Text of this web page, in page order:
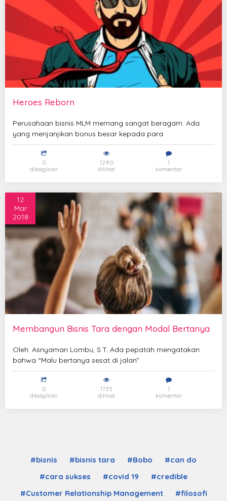
Heroes Reborn
Perusahaan bisnis MLM memang sangat beragam. Ada
yang menjanjikan bonus besar kepada para
0
dibagikan
1290
dilihat
1
komentar
Membangun Bisnis Tara dengan Modal Bertanya
12
Mar
2018
Oleh: Asnyaman Lombu, S.T. Ada pepatah mengatakan
bahwa “Malu bertanya sesat di jalan”
0
dibagikan
1735
dilihat
1
komentar
#bisnis #bisnis tara #Bobo
#can do
#cara sukses
#covid 19
#credible
#Customer Relationship Management
#filosofi